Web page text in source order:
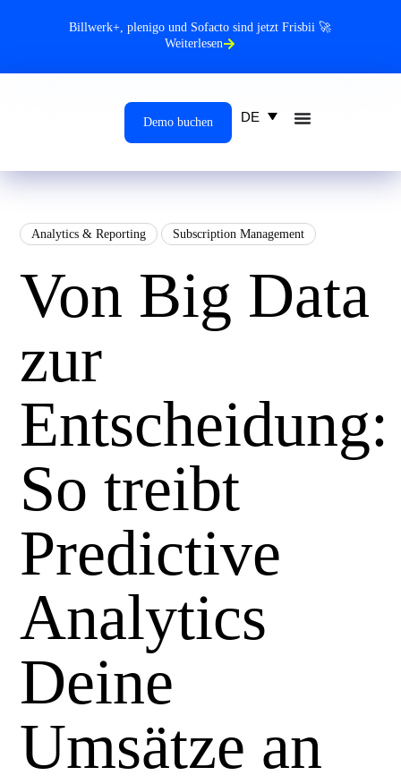
Billwerk+, plenigo und Sofacto sind jetzt Frisbii 🚀
Weiterlesen
Demo buchen DE
Analytics & Reporting Subscription Management
Von Big Data
zur
Entscheidung:
So treibt
Predictive
Analytics
Deine
Umsätze an